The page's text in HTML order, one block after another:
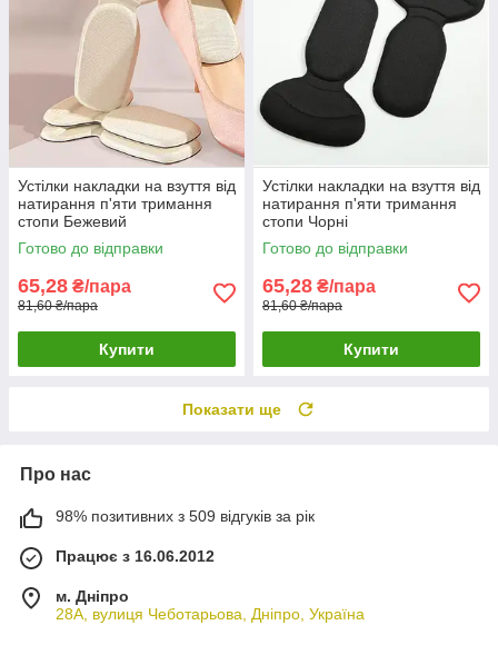
Устілки накладки на взуття від
натирання п'яти тримання
стопи Бежевий
Готово до відправки
65,28 ₴/пара
81,60 ₴/пара
Купити
Устілки накладки на взуття від
натирання п'яти тримання
стопи Чорні
Готово до відправки
65,28 ₴/пара
81,60 ₴/пара
Купити
Показати ще
Про нас
98% позитивних з 509 відгуків за рік
Працює з 16.06.2012
м. Дніпро
28А, вулиця Чеботарьова, Дніпро, Україна